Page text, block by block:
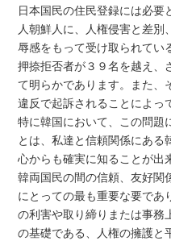
日本国民の住民登録には必要
人朝鮮人に、人権侵害と差別
辱感をもって受け取られてい
押捺拒否者が３９名を越え、
て明らかであります。また、
違反で起訴されることによっ
特に韓国において、この問題
とは、私達と信頼関係にある
心からも確実に知ることが出
韓両国民の間の信頼、友好関
にとっての最も重要な要であ
の利害や取り締りまたは事務
の基礎である、人権の擁護と